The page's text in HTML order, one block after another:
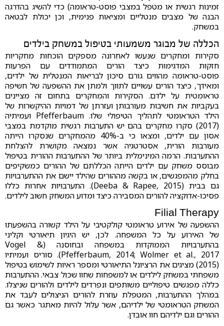
זמינות רגשית או מטפל במצבי פוסט-טראומה) כדי להשיג בהדרגה
הבנה של מצבים מנטליים ומציאות פנימית, וכן יכולת לבטאה
במשחק.
הכללה של מבוגר משמעותי בטיפול במשחק בילדים
סקירות ומחקרים שנעשו לאחרונה מספקים הוכחות מחקריות
חזקות המדגימות כיצד הורים המתמודדים עם הפרעות
פוסט-טראומה מהווים גורם סיכון לבריאות המנטלית של ילדים,
ומאידך, כיצד הורים עשויים לתווך ולמתן את ההשפעה של חשיפה
טראומטית על ילדם. הסקירות והמחקרים בתחום זה מציינים
בעקביות את חשיבות מעורבותן ועזרתן של דמויות ההיקשרות של
הילד הטראומטי לתהליך הטיפולי שלו. Pfefferbaum ועמיתיה
(2017) סקרו מחקרים בהם יש התערבות רגשית מוקדמת במצבי
אסון עם ילדים, ומצאו כי ב-40% מהמחקרים שנסקרו הייתה
מעורבות הורית, אסטרטגיה אשר נמצאה מקושרת להצלחת
ההתערבות. הרמה המינימלית ביותר של ההתערבות ההורית בטיפול
מבוסס משחק עם ילדים הייתה הכללתם של ההורים כמשקיפים
בחלק מהמפגשים, או בקשה מההורים שהילד יישם את ההתערבויות
גם בבית (Deeba & Rapee, 2015). התערבויות אחרות כללו
פסיכו-אדוקציה להורים המסבירה כיצד ומדוע המשחק חשוב לילדים.
Filial Therapy
ההשפעה של אירוע טראומטי קולקטיבי על הילד קשורה בהשפעתו
של האירוע על כל המשפחה. לכן, יש היגיון תיאורטי וקליני
בהתערבויות הממוקדות במשפחה ובחוסנה (Vogel &
Pfefferbaum, 2014; Wolmer et al., 2017). סוריס ועמיתיו
(2015) מציגים את הרציונל התיאורטי ומספר ראיות לשימוש בטיפול
משפחתי במשחק לילדים או למשפחות שחוו שכול צבאי. ההתערבות
כללה מפגשים טיפוליים משותפים ונפרדים לילדים ולהורים שניצלו.
במהלך ההתערבות, המטפלת עוזרת להורים הניצולים לעבד את
המשחק הטראומטי של ילדיהם, אשר עלול להיות מאתגר כאשר גם
ההורים וגם ילדיהם חוו אובדן.